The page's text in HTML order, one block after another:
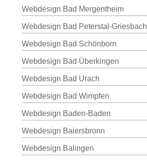
Webdesign Bad Mergentheim
Webdesign Bad Peterstal-Griesbach
Webdesign Bad Schönborn
Webdesign Bad Überkingen
Webdesign Bad Urach
Webdesign Bad Wimpfen
Webdesign Baden-Baden
Webdesign Baiersbronn
Webdesign Balingen